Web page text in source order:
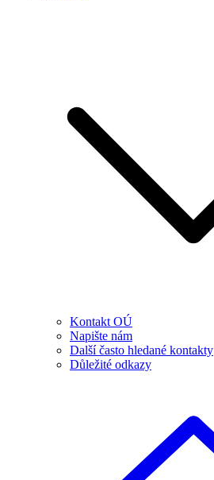
Kontakt OÚ
Napište nám
Další často hledané kontakty
Důležité odkazy